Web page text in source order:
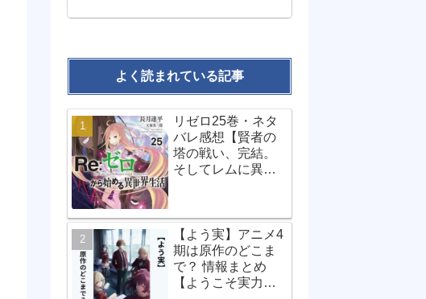
よく読まれている記事
リゼロ25巻・ネタ
バレ感想【賢者の
塔の戦い、完結。
そしてレムに異変
【よう実】アニメ4
期は原作のどこま
で？ 情報まとめ
【ようこそ実力至